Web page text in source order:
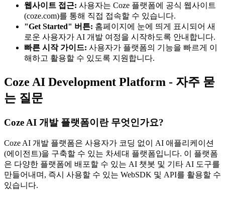
웹사이트 접근: 사용자는 Coze 플랫폼에 공식 웹사이트
(coze.com)를 통해 직접 접속할 수 있습니다.
"Get Started" 버튼: 홈페이지에 눈에 띄게 표시되어 새
로운 사용자가 AI 개발 여정을 시작하도록 안내합니다.
빠른 시작 가이드: 사용자가 플랫폼의 기능을 빠르게 이
해하고 활용할 수 있도록 지원합니다.
Coze AI Development Platform - 자주 묻
는 질문
Coze AI 개발 플랫폼이란 무엇인가요?
Coze AI 개발 플랫폼은 사용자가 코딩 없이 AI 애플리케이션
(에이전트)을 구축할 수 있는 차세대 플랫폼입니다. 이 플랫폼
은 다양한 플랫폼에 배포할 수 있는 AI 챗봇 및 기타 AI 도구를
만들어내며, 즉시 사용할 수 있는 WebSDK 및 API를 활용할 수
있습니다.